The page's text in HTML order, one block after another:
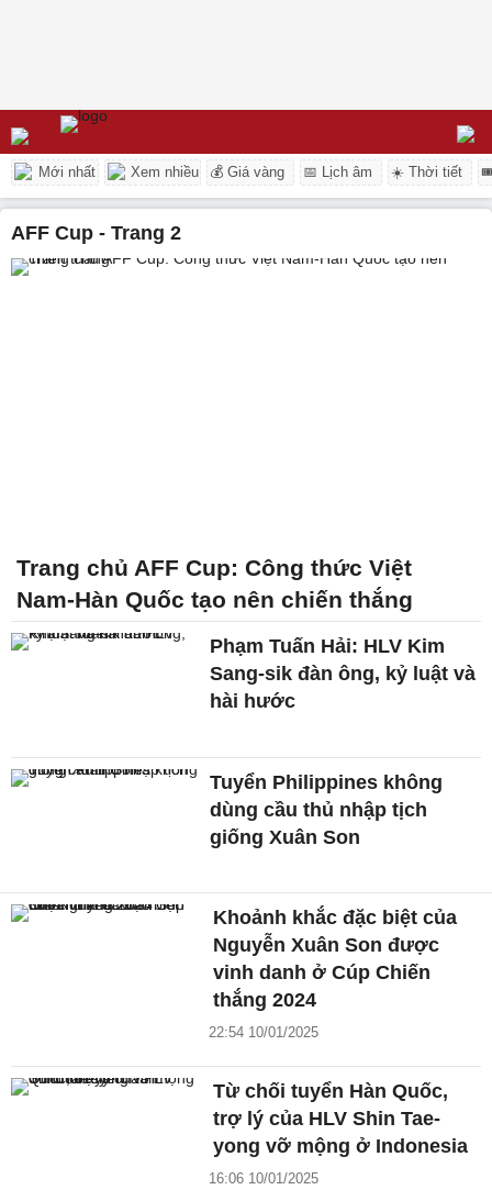
Mới nhất Xem nhiều 💰 Giá vàng 📅 Lịch âm ☀️ Thời tiết
AFF Cup - Trang 2
Trang chủ AFF Cup: Công thức Việt
Nam-Hàn Quốc tạo nên chiến thắng
Phạm Tuấn Hải: HLV Kim
Sang-sik đàn ông, kỷ luật và
hài hước
Tuyển Philippines không
dùng cầu thủ nhập tịch
giống Xuân Son
Khoảnh khắc đặc biệt của
Nguyễn Xuân Son được
vinh danh ở Cúp Chiến
thắng 2024
22:54 10/01/2025
Từ chối tuyển Hàn Quốc,
trợ lý của HLV Shin Tae-
yong vỡ mộng ở Indonesia
16:06 10/01/2025